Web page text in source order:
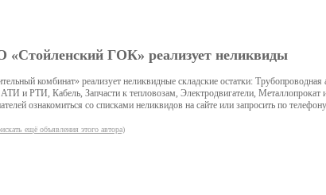
«Стойленский ГОК» реализует неликвиды
комбинат» реализует неликвидные складские остатки: Трубопроводная
и РТИ, Кабель, Запчасти к тепловозам, Электродвигатели, Металлопрокат
ознакомиться со списками неликвидов на сайте или запросить по
ещё объявления этого автора)